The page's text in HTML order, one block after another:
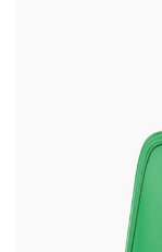
Incaltamine
Pulovere si
Incaltaminte